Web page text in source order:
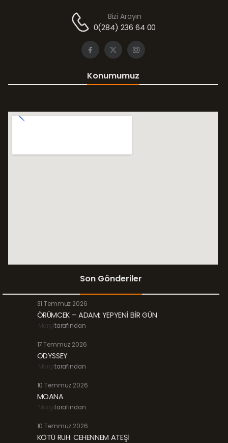
Bizi Arayın
0(284) 236 64 00
Konumumuz
Son Gönderiler
31 Temmuz 2026
ÖRÜMCEK – ADAM: YEPYENİ BİR GÜN
Margitarafından
17 Temmuz 2026
ODYSSEY
Margitarafından
10 Temmuz 2026
MOANA
Margitarafından
10 Temmuz 2026
KÖTÜ RUH: CEHENNEM ATEŞİ